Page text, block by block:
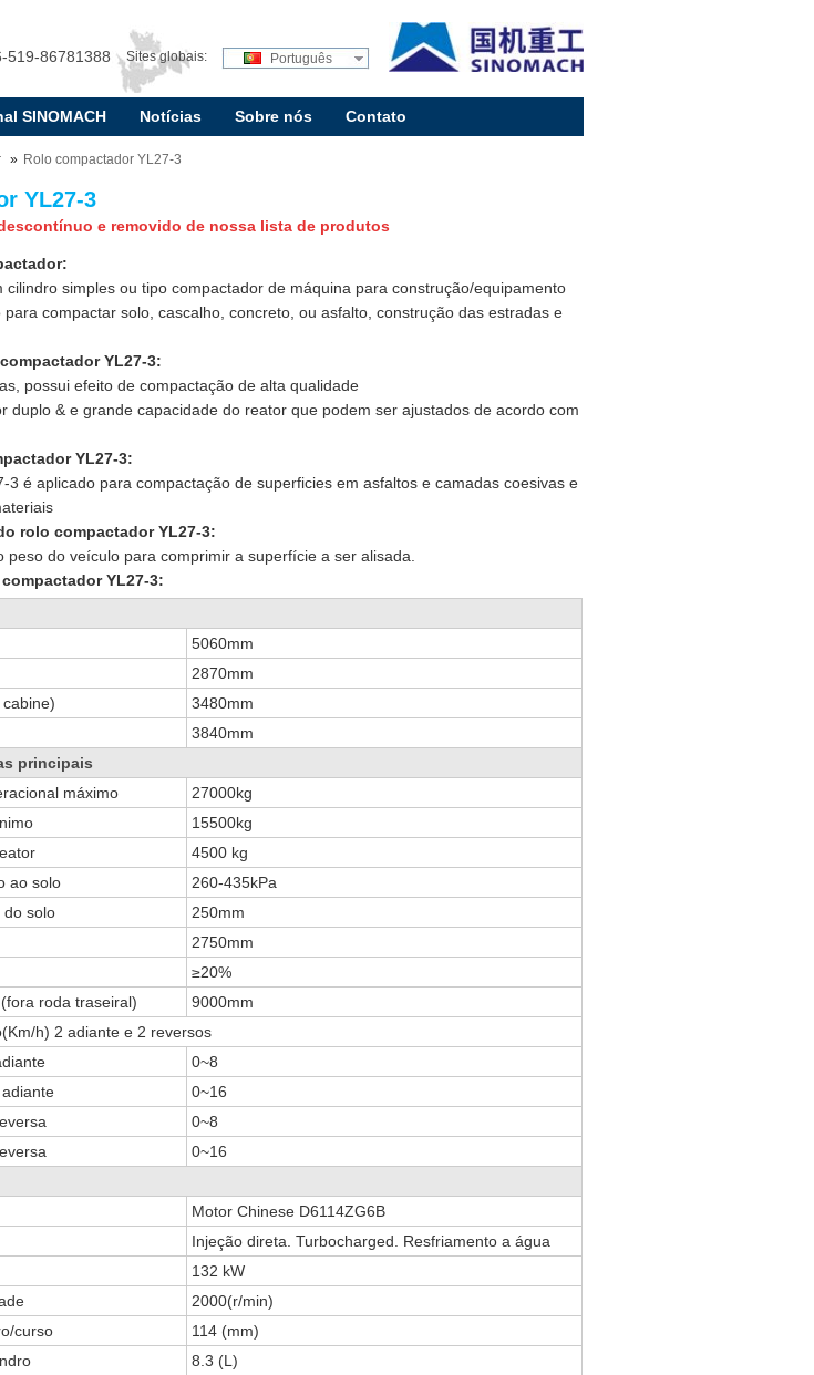
519-86781388 Sites globais: Português
SINOMACH Notícias Sobre nós Contato
Rolo compactador YL27-3
YL27-3
e removido de nossa lista de produtos
cilindro simples ou tipo compactador de máquina para construção/equipamento
compactar solo, cascalho, concreto, ou asfalto, construção das estradas e
YL27-3:
possui efeito de compactação de alta qualidade
duplo & e grande capacidade do reator que podem ser ajustados de acordo com
YL27-3:
3 é aplicado para compactação de superficies em asfaltos e camadas coesivas e
rolo compactador YL27-3:
peso do veículo para comprimir a superfície a ser alisada.
YL27-3:
5060mm
2870mm
3480mm
3840mm
principais
máximo
27000kg
15500kg
4500 kg
ao solo
260-435kPa
do solo
250mm
2750mm
≥20%
roda traseiral)
9000mm
h) 2 adiante e 2 reversos
0~8
0~16
0~8
0~16
Motor Chinese D6114ZG6B
Injeção direta. Turbocharged. Resfriamento a água
132 kW
2000(r/min)
curso
114 (mm)
8.3 (L)